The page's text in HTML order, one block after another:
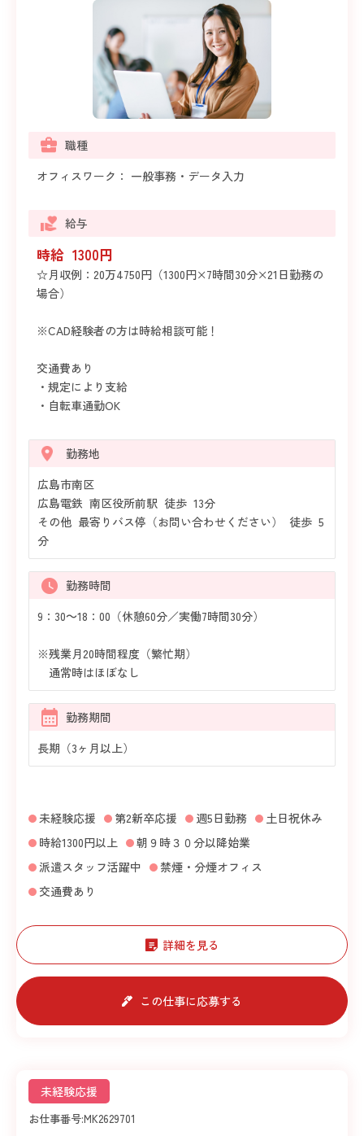
職種
オフィスワーク： 一般事務・データ入力
給与
時給 1300円
☆月収例：20万4750円（1300円×7時間30分×21日勤務の
場合）
※CAD経験者の方は時給相談可能！
交通費あり
・規定により支給
・自転車通勤OK
勤務地
広島市南区
広島電鉄 南区役所前駅 徒歩 13分
その他 最寄りバス停（お問い合わせください） 徒歩 5
分
勤務時間
9：30～18：00（休憩60分／実働7時間30分）
※残業月20時間程度（繁忙期）
通常時はほぼなし
勤務期間
長期（3ヶ月以上）
未経験応援 第2新卒応援 週5日勤務
土日祝休み
時給1300円以上
朝９時３０分以降始業
派遣スタッフ活躍中
禁煙・分煙オフィス
交通費あり
詳細を見る
この仕事に応募する
未経験応援
お仕事番号:MK2629701